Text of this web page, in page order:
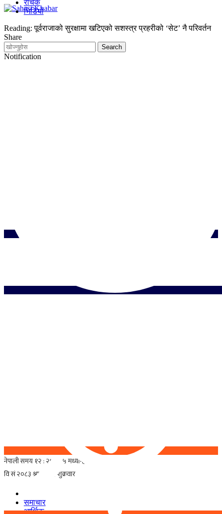
समाचार
आर्थिक
रोचक
भिडियो
Reading: पूर्वराजाको सुरक्षामा खटिएको सशस्त्र प्रहरीको ‘सेट’ नै परिवर्तन
Share
Notification